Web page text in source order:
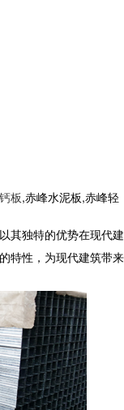
板,赤峰水泥板,赤峰轻
其独特的优势在现代建
特性，为现代建筑带来